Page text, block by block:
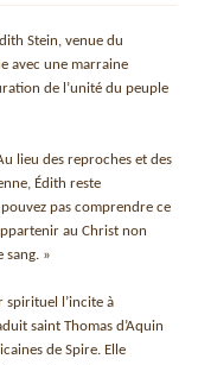
Stein, venue du
avec une marraine
de l’unité du peuple
lieu des reproches et des
Édith reste
pas comprendre ce
au Christ non
sang. »
spirituel l’incite à
saint Thomas d’Aquin
de Spire. Elle